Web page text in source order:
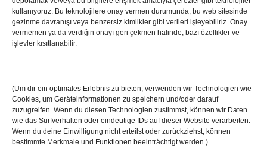
kullanıyoruz. Bu teknolojilere onay vermen durumunda, bu web sitesinde
gezinme davranışı veya benzersiz kimlikler gibi verileri işleyebiliriz. Onay
vermemen ya da verdiğin onayı geri çekmen halinde, bazı özellikler ve
işlevler kısıtlanabilir.
(Um dir ein optimales Erlebnis zu bieten, verwenden wir Technologien wie
Cookies, um Geräteinformationen zu speichern und/oder darauf
zuzugreifen. Wenn du diesen Technologien zustimmst, können wir Daten
wie das Surfverhalten oder eindeutige IDs auf dieser Website verarbeiten.
Wenn du deine Einwilligung nicht erteilst oder zurückziehst, können
bestimmte Merkmale und Funktionen beeinträchtigt werden.)
Villa Boğaz’da Tarih Yazmaya Hazırlanıyor
08 May 2026
17 Nis 2026